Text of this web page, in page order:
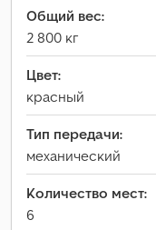
Общий вес:
2 800 кг
Цвет:
красный
Тип передачи:
механический
Количество мест:
6